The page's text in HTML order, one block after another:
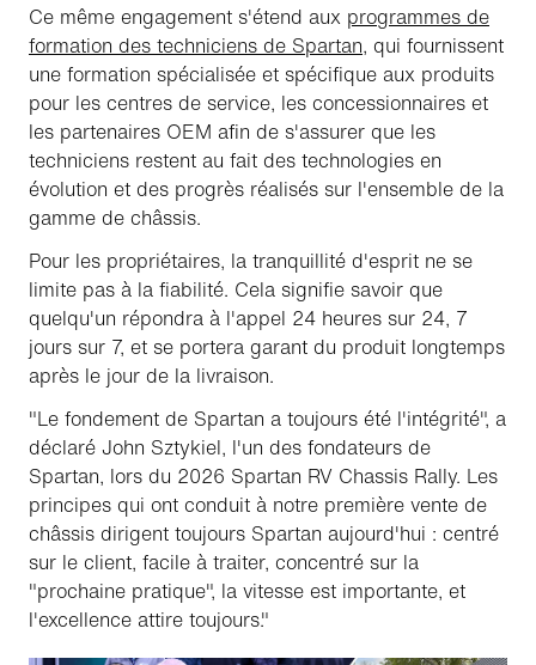
Ce même engagement s'étend aux programmes de
formation des techniciens de Spartan, qui fournissent
une formation spécialisée et spécifique aux produits
pour les centres de service, les concessionnaires et
les partenaires OEM afin de s'assurer que les
techniciens restent au fait des technologies en
évolution et des progrès réalisés sur l'ensemble de la
gamme de châssis.
Pour les propriétaires, la tranquillité d'esprit ne se
limite pas à la fiabilité. Cela signifie savoir que
quelqu'un répondra à l'appel 24 heures sur 24, 7
jours sur 7, et se portera garant du produit longtemps
après le jour de la livraison.
"Le fondement de Spartan a toujours été l'intégrité", a
déclaré John Sztykiel, l'un des fondateurs de
Spartan, lors du 2026 Spartan RV Chassis Rally. Les
principes qui ont conduit à notre première vente de
châssis dirigent toujours Spartan aujourd'hui : centré
sur le client, facile à traiter, concentré sur la
"prochaine pratique", la vitesse est importante, et
l'excellence attire toujours."